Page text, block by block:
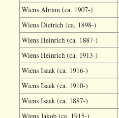
Wiens Abram (ca. 1907-)
Wiens Dietrich (ca. 1898-)
Wiens Heinrich (ca. 1887-)
Wiens Heinrich (ca. 1913-)
Wiens Isaak (ca. 1916-)
Wiens Isaak (ca. 1910-)
Wiens Isaak (ca. 1887-)
Wiens Jakob (ca. 1915-)